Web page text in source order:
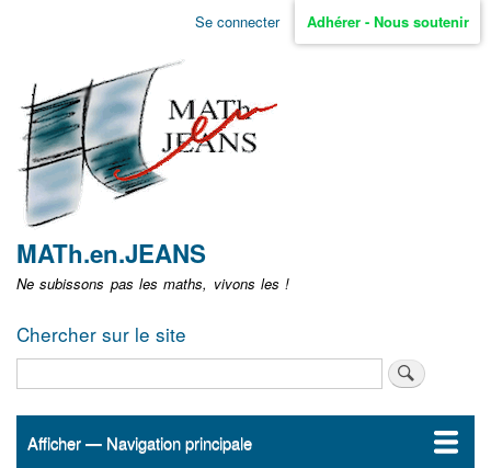
Aller
non
identifié
Se connecter Adhérer - Nous soutenir
MATh.en.JEANS
Ne subissons pas les maths, vivons les !
Chercher sur le site
Navigation
Afficher — Navigation principale